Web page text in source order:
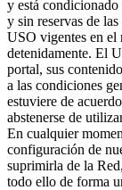
y está
y sin reservas de
USO vigentes en el
detenidamente. El
portal, sus
a las condiciones
estuviere de
abstenerse de
En cualquier
configuración de
suprimirla de la
todo ello de forma